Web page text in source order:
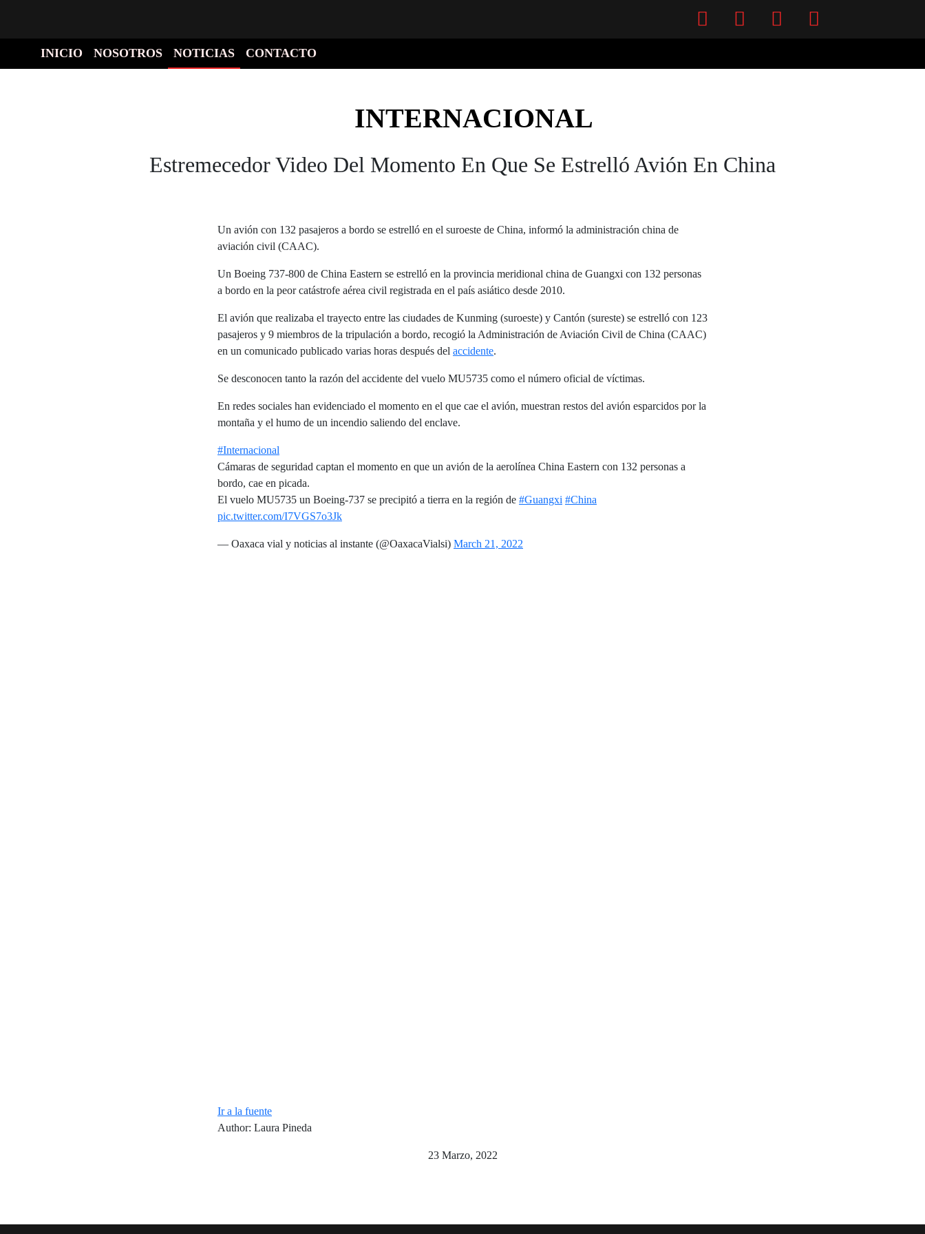
INICIO NOSOTROS NOTICIAS CONTACTO
INTERNACIONAL
Estremecedor Video Del Momento En Que Se Estrelló Avión En China
Un avión con 132 pasajeros a bordo se estrelló en el suroeste de China, informó la administración china de
aviación civil (CAAC).
Un Boeing 737-800 de China Eastern se estrelló en la provincia meridional china de Guangxi con 132 personas
a bordo en la peor catástrofe aérea civil registrada en el país asiático desde 2010.
El avión que realizaba el trayecto entre las ciudades de Kunming (suroeste) y Cantón (sureste) se estrelló con 123
pasajeros y 9 miembros de la tripulación a bordo, recogió la Administración de Aviación Civil de China (CAAC)
en un comunicado publicado varias horas después del accidente.
Se desconocen tanto la razón del accidente del vuelo MU5735 como el número oficial de víctimas.
En redes sociales han evidenciado el momento en el que cae el avión, muestran restos del avión esparcidos por la
montaña y el humo de un incendio saliendo del enclave.
#Internacional
Cámaras de seguridad captan el momento en que un avión de la aerolínea China Eastern con 132 personas a
bordo, cae en picada.
El vuelo MU5735 un Boeing-737 se precipitó a tierra en la región de #Guangxi #China
pic.twitter.com/I7VGS7o3Jk
— Oaxaca vial y noticias al instante (@OaxacaVialsi) March 21, 2022
Ir a la fuente
Author: Laura Pineda
23 Marzo, 2022